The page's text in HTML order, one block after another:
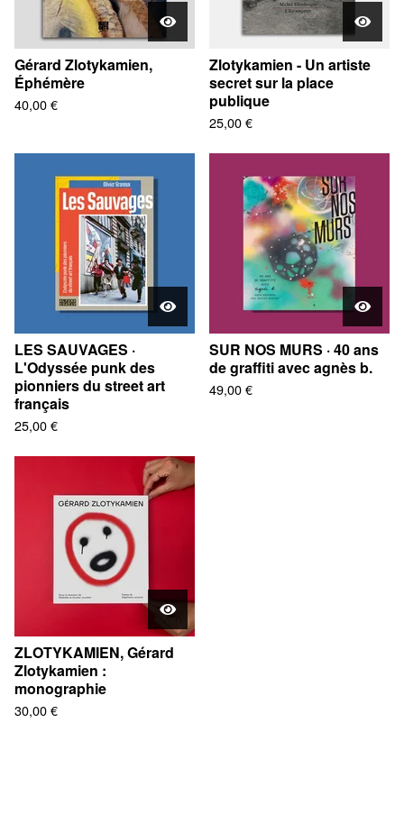
Gérard Zlotykamien,
Éphémère
40,00€
Zlotykamien - Un artiste
secret sur la place
publique
25,00€
LES SAUVAGES ·
L'Odyssée punk des
pionniers du street art
français
25,00€
SUR NOS MURS · 40 ans
de graffiti avec agnès b.
49,00€
ZLOTYKAMIEN, Gérard
Zlotykamien :
monographie
30,00€